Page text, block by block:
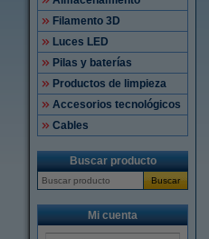
Filamento 3D
Luces LED
Pilas y baterías
Productos de limpieza
Accesorios tecnológicos
Cables
Buscar producto
Buscar
Mi cuenta